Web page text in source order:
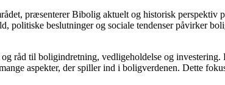
præsenterer Bibolig aktuelt og historisk
politiske beslutninger og sociale tendenser påvirker
råd til boligindretning, vedligeholdelse og
aspekter, der spiller ind i boligverdenen. Dette